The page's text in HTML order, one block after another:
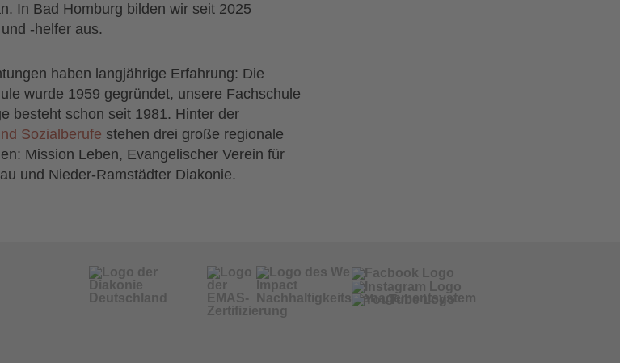
In Bad Homburg bilden wir seit 2025
-helfer aus.
haben langjährige Erfahrung: Die
wurde 1959 gegründet, unsere Fachschule
besteht schon seit 1981. Hinter der
Sozialberufe stehen drei große regionale
Mission Leben, Evangelischer Verein für
und Nieder-Ramstädter Diakonie.